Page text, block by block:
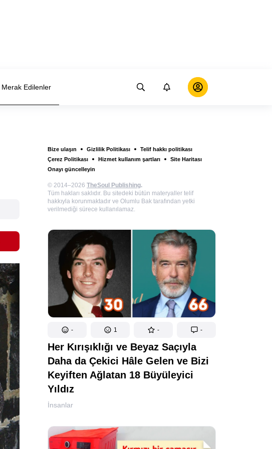
Merak Edilenler
Bize ulaşın Gizlilik Politikası
Telif hakkı politikası
Çerez Politikası
Hizmet kullanım şartları
Site Haritası
Onayı güncelleyin
© 2014–2026 TheSoul Publishing.
Tüm hakları saklıdır. Bu sitedeki bütün materyaller telif
hakkıyla korunmaktadır ve Olumlu Bak tarafından yetki
verilmediği sürece kullanılamaz.
- 1 - -
Her Kırışıklığı ve Beyaz Saçıyla
Daha da Çekici Hâle Gelen ve Bizi
Keyiften Ağlatan 18 Büyüleyici
Yıldız
İnsanlar